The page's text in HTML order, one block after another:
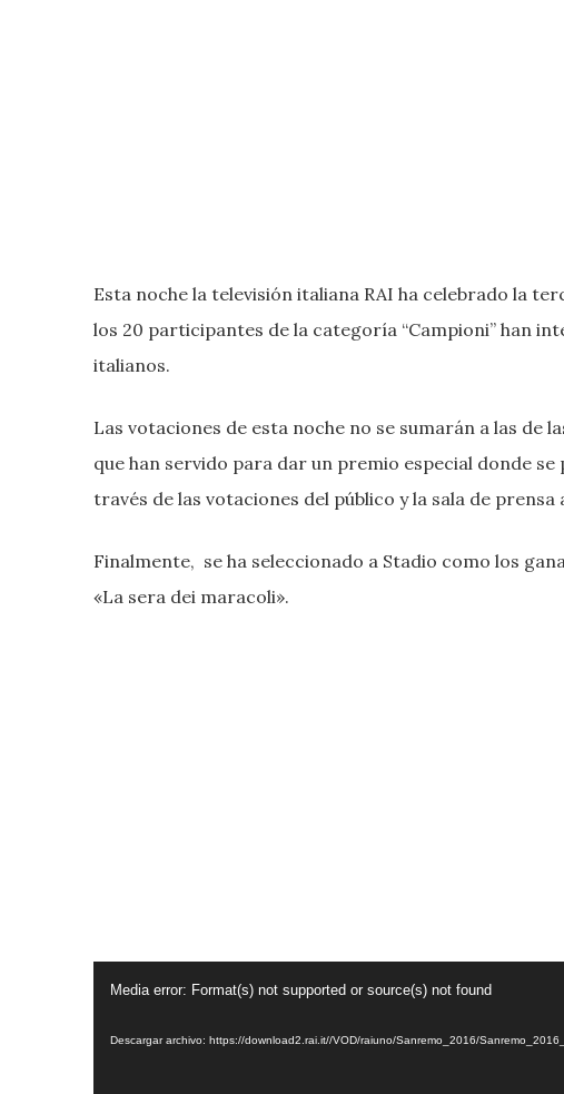
Esta noche la televisión italiana RAI ha celebrado la
los 20 participantes de la categoría “Campioni” han
italianos.
Las votaciones de esta noche no se sumarán a las de
que han servido para dar un premio especial donde
través de las votaciones del público y la sala de prensa
Finalmente, se ha seleccionado a Stadio como los
«La sera dei maracoli».
vídeo
Media error: Format(s) not supported or source(s) not found
Descargar archivo: https://download2.rai.it//VOD/raiuno/Sanremo_2016/